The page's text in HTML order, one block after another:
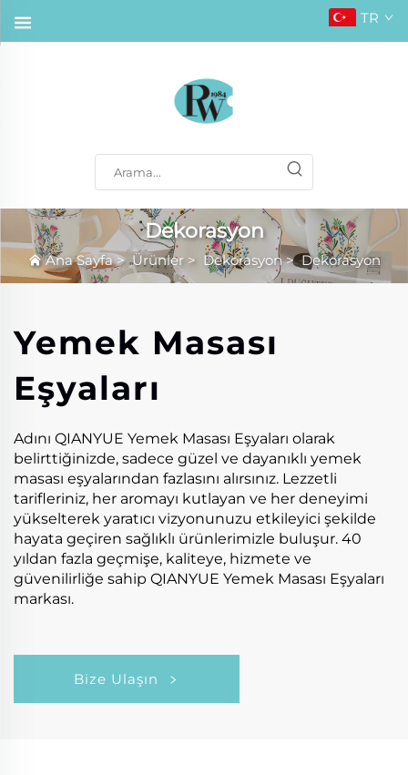
TR
Dekorasyon
Ana Sayfa>Ürünler> Dekorasyon>Dekorasyon
Yemek Masası
Eşyaları
Adını QIANYUE Yemek Masası Eşyaları olarak
belirttiğinizde, sadece güzel ve dayanıklı yemek
masası eşyalarından fazlasını alırsınız. Lezzetli
tarifleriniz, her aromayı kutlayan ve her deneyimi
yükselterek yaratıcı vizyonunuzu etkileyici şekilde
hayata geçiren sağlıklı ürünlerimizle buluşur. 40
yıldan fazla geçmişe, kaliteye, hizmete ve
güvenilirliğe sahip QIANYUE Yemek Masası Eşyaları
markası.
Bize Ulaşın